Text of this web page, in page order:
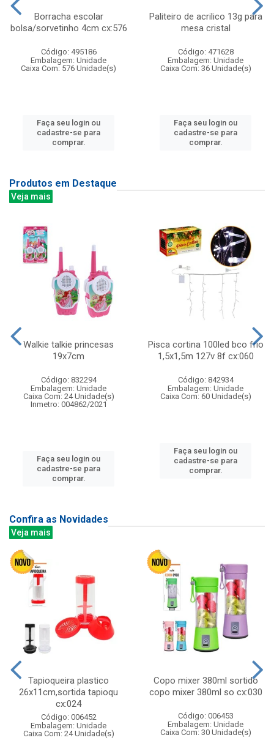
Borracha escolar
bolsa/sorvetinho 4cm cx:576
Código: 495186
Embalagem: Unidade
Caixa Com: 576 Unidade(s)
Faça seu login ou
cadastre-se para
comprar.
Paliteiro de acrilico 13g para
mesa cristal
Código: 471628
Embalagem: Unidade
Caixa Com: 36 Unidade(s)
Faça seu login ou
cadastre-se para
comprar.
Produtos em Destaque
Veja mais
Walkie talkie princesas
19x7cm
Código: 832294
Embalagem: Unidade
Caixa Com: 24 Unidade(s)
Inmetro: 004862/2021
Faça seu login ou
cadastre-se para
comprar.
Pisca cortina 100led bco frio
1,5x1,5m 127v 8f cx:060
Código: 842934
Embalagem: Unidade
Caixa Com: 60 Unidade(s)
Faça seu login ou
cadastre-se para
comprar.
Confira as Novidades
Veja mais
Tapioqueira plastico
26x11cm,sortida tapioqu
cx:024
Código: 006452
Embalagem: Unidade
Caixa Com: 24 Unidade(s)
Copo mixer 380ml sortido
copo mixer 380ml so cx:030
Código: 006453
Embalagem: Unidade
Caixa Com: 30 Unidade(s)